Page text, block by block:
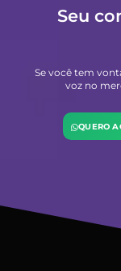
Seu
Se você tem
voz no
QUERO